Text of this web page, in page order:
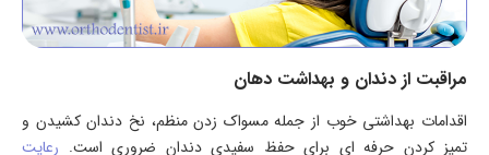
مراقبت از دندان و بهداشت دهان
اقدامات بهداشتی خوب از جمله مسواک زدن منظم، نخ دندان کشیدن و
تمیز کردن حرفه ای برای حفظ سفیدی دندان ضروری است. رعایت